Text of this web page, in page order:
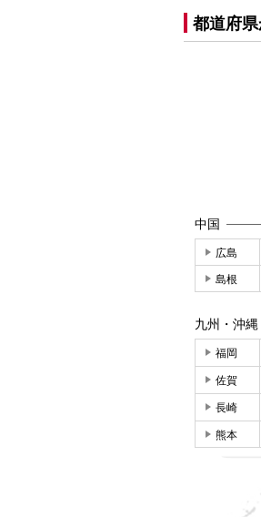
都道府
中国
広島
島根
九州・沖縄
福岡
佐賀
長崎
熊本